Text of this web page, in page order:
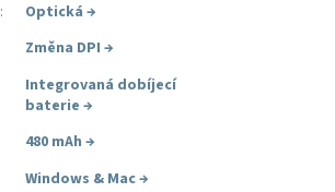
: Optická →
Změna DPI →
Integrovaná dobíjecí
baterie →
480 mAh →
Windows & Mac→